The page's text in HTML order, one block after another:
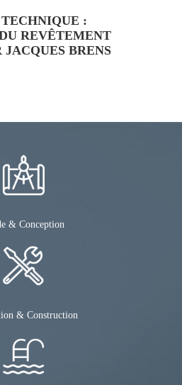
:
REVÊTEMENT
BRENS
& Conception
& Construction